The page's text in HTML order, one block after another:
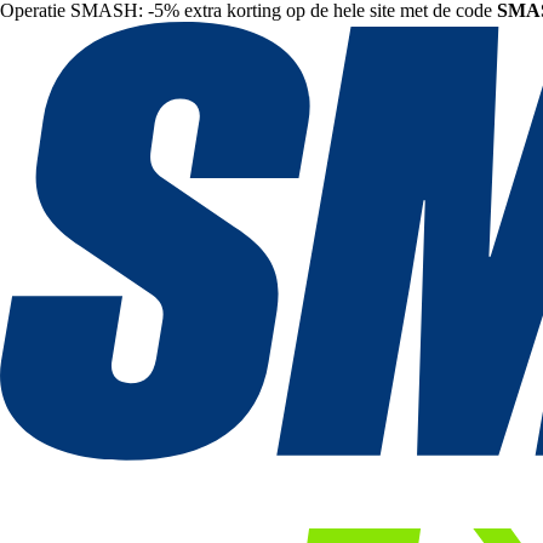
Operatie SMASH: -5% extra korting op de hele site met de code